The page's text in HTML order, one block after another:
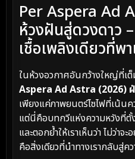
Per Aspera Ad
ห้วงฝันสู่ดวงดาว
เชื้อเพลิงเดียวที่พ
ในห้วงอวกาศอันกว้างใหญ่ที่เ
Aspera Ad Astra (2026)
เพียงแค่ภาพยนตร์ไซไฟที่เน้น
แต่นี่คือบทกวีแห่งความหวังที่
และตอกย้ำให้เราเห็นว่า ไม่ว่าจ
คือสิ่งเดียวที่นำทางเรากลับสู่ค